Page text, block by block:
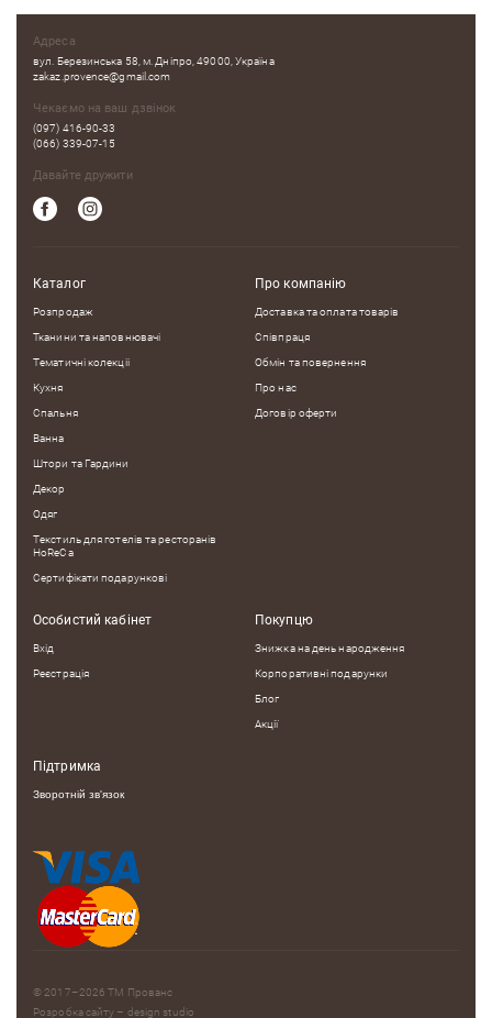
Адреса
вул. Березинська 58, м. Дніпро, 49000, Україна
zakaz.provence@gmail.com
Чекаємо на ваш дзвінок
(097) 416-90-33
(066) 339-07-15
Давайте дружити
Каталог
Розпродаж
Тканини та наповнювачі
Тематичні колекцii
Кухня
Спальня
Ванна
Штори та Гардини
Декор
Одяг
Текстиль для готелів та ресторанів
HoReCa
Сертифікати подарункові
Про компанію
Доставка та оплата товарів
Співпраця
Обмін та повернення
Про нас
Договір оферти
Особистий кабінет
Вхід
Реєстрація
Покупцю
Знижка на день народження
Корпоративні подарунки
Блог
Акції
Підтримка
Зворотній зв'язок
© 2017–2026 ТМ Прованс
Розробка сайту – design studio